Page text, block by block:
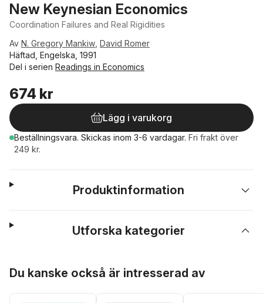
New Keynesian Economics
Coordination Failures and Real Rigidities
Av N. Gregory Mankiw David Romer
Häftad, Engelska, 1991
Del i serien Readings in Economics
674 kr
Lägg i varukorg
Beställningsvara. Skickas inom 3-6 vardagar. Fri frakt över
249 kr.
Produktinformation
Utforska kategorier
Du kanske också är intresserad av